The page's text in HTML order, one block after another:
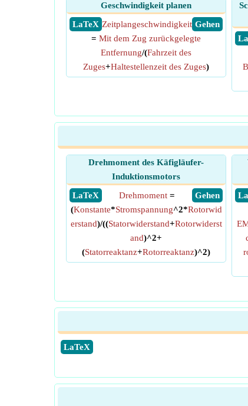
Geschwindigkeit planen
​ LaTeX
​ Gehen
Zeitplangeschwindigkeit
= Mit dem Zug zurückgelegte
Entfernung/(Fahrzeit des
Zuges+Haltestellenzeit des Zuges)
Drehmoment des Käfigläufer-
Induktionsmotors
​ LaTeX
​ Gehen
Drehmoment =
(Konstante*Stromspannung^2*Rotorwid
erstand)/((Statorwiderstand+Rotorwiderst
and)^2+
(Statorreaktanz+Rotorreaktanz)^2)
​LaTeX